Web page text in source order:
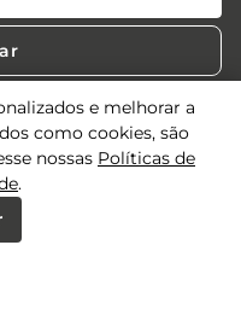
e melhorar a
como cookies, são
nossas Políticas de
.